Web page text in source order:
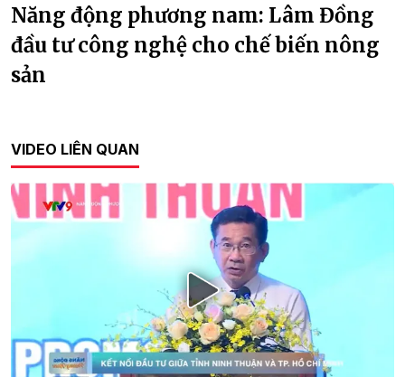
Time
Duration
14:59
Năng động phương nam: Lâm Đồng
đầu tư công nghệ cho chế biến nông
sản
VIDEO LIÊN QUAN